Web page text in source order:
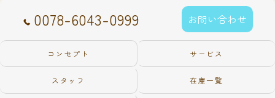
0078-6043-0999 お問い合わせ
コンセプト サービス
スタッフ 在庫一覧